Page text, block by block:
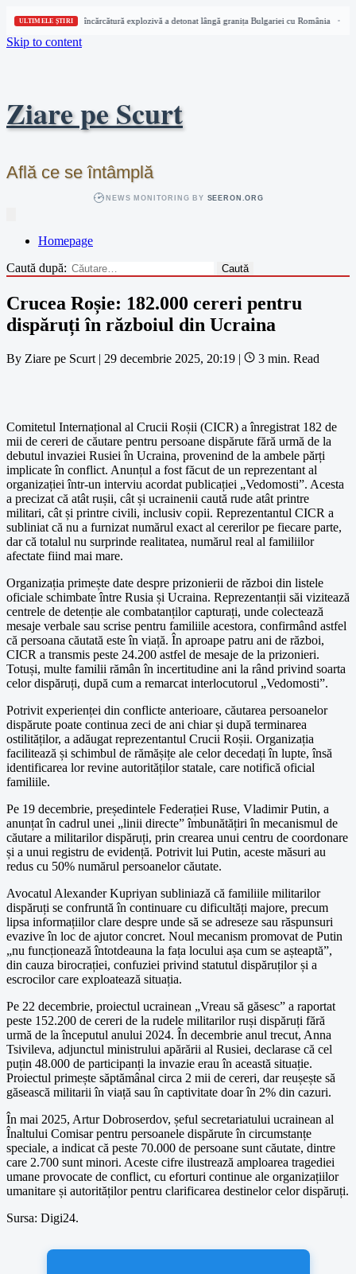
ULTIMELE ȘTIRI
Dronă cu încărcătură explozivă a detonat lângă granița Bulgariei cu România
Skip to content
Ziare pe Scurt
Află ce se întâmplă
NEWS MONITORING BY SEERON.ORG
Homepage
Caută după:
Crucea Roșie: 182.000 cereri pentru
dispăruți în războiul din Ucraina
By Ziare pe Scurt | 29 decembrie 2025, 20:19 | 3 min. Read
Comitetul Internațional al Crucii Roșii (CICR) a înregistrat 182 de
mii de cereri de căutare pentru persoane dispărute fără urmă de la
debutul invaziei Rusiei în Ucraina, provenind de la ambele părți
implicate în conflict. Anunțul a fost făcut de un reprezentant al
organizației într-un interviu acordat publicației „Vedomosti”. Acesta
a precizat că atât rușii, cât și ucrainenii caută rude atât printre
militari, cât și printre civili, inclusiv copii. Reprezentantul CICR a
subliniat că nu a furnizat numărul exact al cererilor pe fiecare parte,
dar că totalul nu surprinde realitatea, numărul real al familiilor
afectate fiind mai mare.
Organizația primește date despre prizonierii de război din listele
oficiale schimbate între Rusia și Ucraina. Reprezentanții săi vizitează
centrele de detenție ale combatanților capturați, unde colectează
mesaje verbale sau scrise pentru familiile acestora, confirmând astfel
că persoana căutată este în viață. În aproape patru ani de război,
CICR a transmis peste 24.200 astfel de mesaje de la prizonieri.
Totuși, multe familii rămân în incertitudine ani la rând privind soarta
celor dispăruți, după cum a remarcat interlocutorul „Vedomosti”.
Potrivit experienței din conflicte anterioare, căutarea persoanelor
dispărute poate continua zeci de ani chiar și după terminarea
ostilităților, a adăugat reprezentantul Crucii Roșii. Organizația
facilitează și schimbul de rămășițe ale celor decedați în lupte, însă
identificarea lor revine autorităților statale, care notifică oficial
familiile.
Pe 19 decembrie, președintele Federației Ruse, Vladimir Putin, a
anunțat în cadrul unei „linii directe” îmbunătățiri în mecanismul de
căutare a militarilor dispăruți, prin crearea unui centru de coordonare
și a unui registru de evidență. Potrivit lui Putin, aceste măsuri au
redus cu 50% numărul persoanelor căutate.
Avocatul Alexander Kupriyan subliniază că familiile militarilor
dispăruți se confruntă în continuare cu dificultăți majore, precum
lipsa informațiilor clare despre unde să se adreseze sau răspunsuri
evazive în loc de ajutor concret. Noul mecanism promovat de Putin
„nu funcționează întotdeauna la fața locului așa cum se așteaptă”,
din cauza birocrației, confuziei privind statutul dispăruților și a
escrocilor care exploatează situația.
Pe 22 decembrie, proiectul ucrainean „Vreau să găsesc” a raportat
peste 152.200 de cereri de la rudele militarilor ruși dispăruți fără
urmă de la începutul anului 2024. În decembrie anul trecut, Anna
Tsivileva, adjunctul ministrului apărării al Rusiei, declarase că cel
puțin 48.000 de participanți la invazie erau în această situație.
Proiectul primește săptămânal circa 2 mii de cereri, dar reușește să
găsească militarii în viață sau în captivitate doar în 2% din cazuri.
În mai 2025, Artur Dobroserdov, șeful secretariatului ucrainean al
Înaltului Comisar pentru persoanele dispărute în circumstanțe
speciale, a indicat că peste 70.000 de persoane sunt căutate, dintre
care 2.700 sunt minori. Aceste cifre ilustrează amploarea tragediei
umane provocate de conflict, cu eforturi continue ale organizațiilor
umanitare și autorităților pentru clarificarea destinelor celor dispăruți.
Sursa: Digi24.